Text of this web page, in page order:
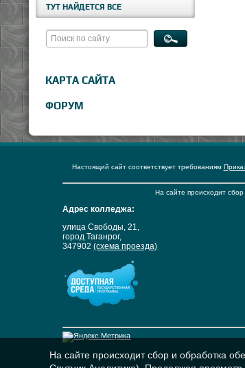
ТУТ НАЙДЕТСЯ ВСЕ
КАРТА САЙТА
ФОРУМ
Настоящий сайт соответствует требованиям
На сайте происходит
Адрес колледжа:
улица Свободы, 21,
город Таганрог,
347902(схема проезда)
На сайте происходит сбор и обработка